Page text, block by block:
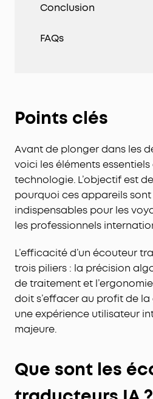
Conclusion
FAQs
Points clés
Avant de plonger dans les
voici les éléments
technologie. L’objectif est
pourquoi ces appareils
indispensables pour les
les professionnels
L’efficacité d’un écouteur
trois piliers : la précision
de traitement et
doit s’effacer au profit de
une expérience utilisateur
majeure.
Que sont les